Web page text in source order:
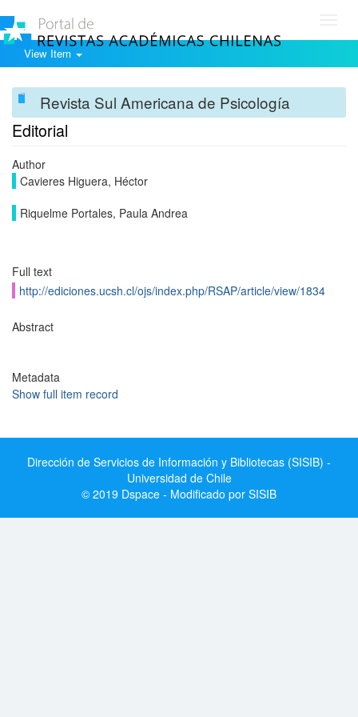
View Item
Revista Sul Americana de Psicología
Editorial
Author
Cavieres Higuera, Héctor
Riquelme Portales, Paula Andrea
Full text
http://ediciones.ucsh.cl/ojs/index.php/RSAP/article/view/1834
Abstract
Metadata
Show full item record
Dirección de Servicios de Información y Bibliotecas (SISIB) -
Universidad de Chile
© 2019 Dspace - Modificado por SISIB